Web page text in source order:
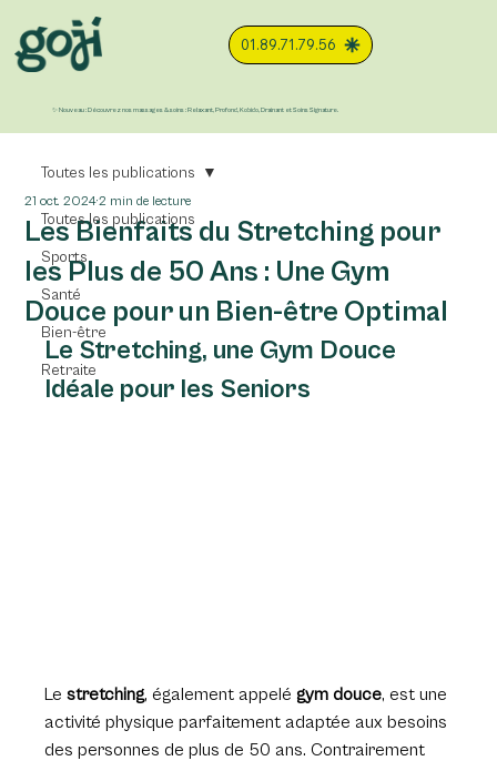
✨ Nouveau : Découvrez nos massages & soins : Relaxant, Profond, Kobido, Drainant et Soins Signature.
01.89.71.79.56
Toutes les publications
Sports
Santé
Bien-être
Retraite
Toutes les publications
Les Bienfaits du Stretching pour
les Plus de 50 Ans : Une Gym
Douce pour un Bien-être Optimal
21 oct. 20242 min de lecture
Le Stretching, une Gym Douce
Idéale pour les Seniors
Le stretching, également appelé gym douce, est une
activité physique parfaitement adaptée aux besoins
des personnes de plus de 50 ans. Contrairement